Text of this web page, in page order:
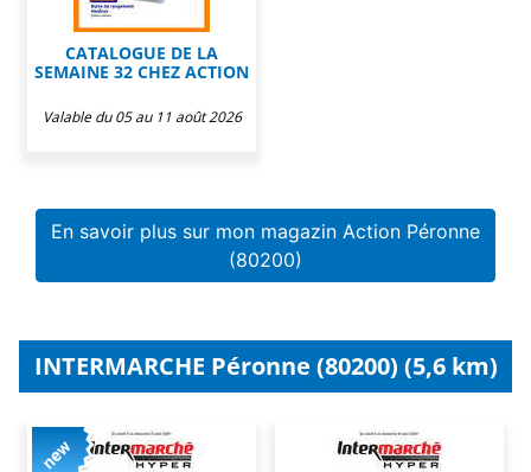
CATALOGUE DE LA
SEMAINE 32 CHEZ ACTION
Valable du 05 au 11 août 2026
En savoir plus sur mon magazin Action Péronne
(80200)
INTERMARCHE Péronne (80200) (5,6 km)